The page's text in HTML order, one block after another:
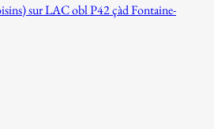
sur LAC obl P42 çàd Fontaine-